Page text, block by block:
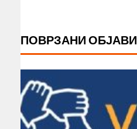
ПОВРЗАНИ ОБЈАВИ